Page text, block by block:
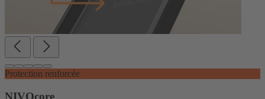
Protection renforcée
NIVOcore